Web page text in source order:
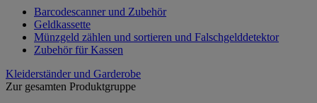
Barcodescanner und Zubehör
Geldkassette
Münzgeld zählen und sortieren und Falschgelddetektor
Zubehör für Kassen
Kleiderständer und Garderobe
Zur gesamten Produktgruppe